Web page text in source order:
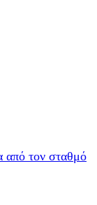
τον σταθμό